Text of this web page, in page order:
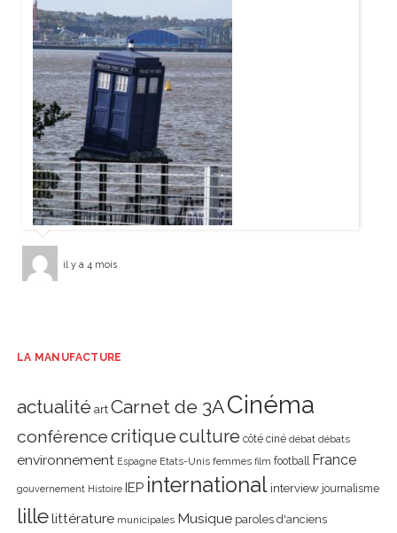
il y a 4 mois
LA MANUFACTURE
actualité art Carnet de 3ACinéma
conférencecritiqueculture côté ciné débat débats
environnement Espagne Etats-Unis femmes film football France
gouvernement Histoire IEP international interview journalisme
lillelittérature municipales Musique paroles d'anciens